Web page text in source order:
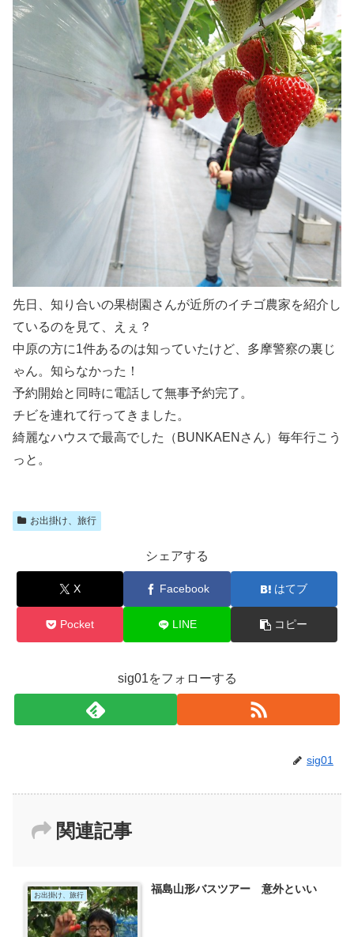
先日、知り合いの果樹園さんが近所のイチゴ農家を紹介し
ているのを見て、えぇ？
中原の方に1件あるのは知っていたけど、多摩警察の裏じ
ゃん。知らなかった！
予約開始と同時に電話して無事予約完了。
チビを連れて行ってきました。
綺麗なハウスで最高でした（BUNKAENさん）毎年行こう
っと。
お出掛け、旅行
シェアする
X Facebook はてブ
Pocket LINE コピー
sig01をフォローする
sig01
関連記事
お出掛け、旅行 福島山形バスツアー 意外といい